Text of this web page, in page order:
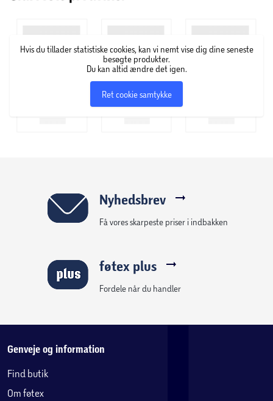
Figurer: Hello Kitty, Kuromi, My Melody,
Pompompurin, Cinnamoroll
Farveskiftende svampelampe med beroligende
hylder
Hvis du tillader statistiske cookies, kan vi nemt vise dig dine seneste
besøgte produkter.
Du kan altid ændre det igen.
Ret cookie samtykke
Nyhedsbrev
Få vores skarpeste priser i indbakken
føtex plus
Fordele når du handler
Genveje og information
Find butik
Om føtex